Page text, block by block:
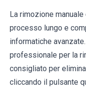
La rimozione
processo lungo e
informatiche
professionale per la
consigliato per
cliccando il pulsante